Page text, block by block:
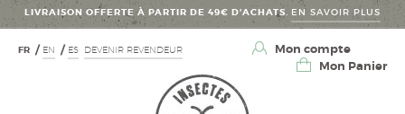
LIVRAISON OFFERTE À PARTIR DE 49€ D’ACHATS. EN SAVOIR PLUS
FR EN ES DEVENIR REVENDEUR
Mon compte
Mon Panier